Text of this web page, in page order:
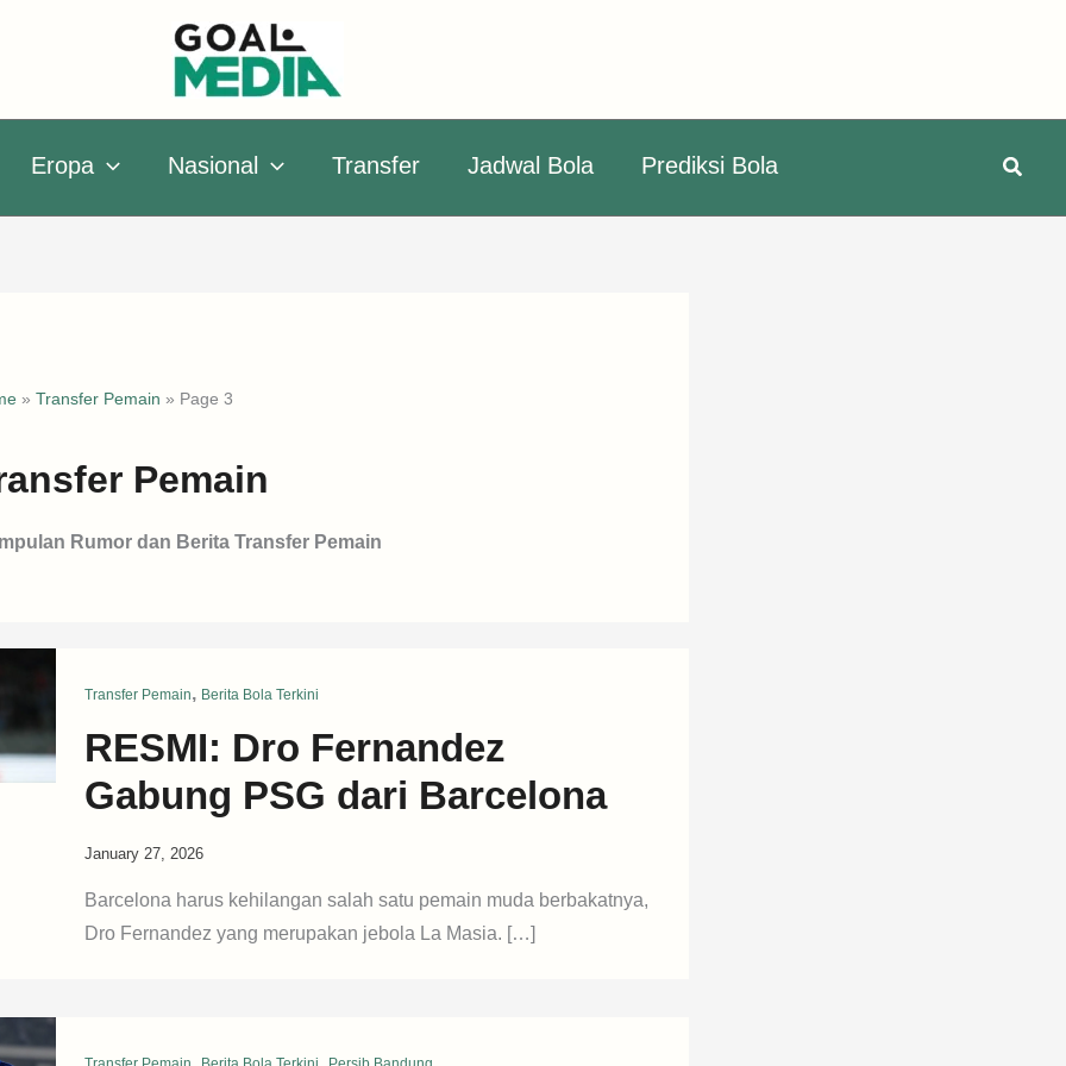
Eropa Nasional Transfer Jadwal Bola Prediksi Bola
» Transfer Pemain » Page 3
Pemain
Rumor dan Berita Transfer Pemain
Transfer Pemain, Berita Bola Terkini
RESMI: Dro Fernandez
Gabung PSG dari Barcelona
January 27, 2026
Barcelona harus kehilangan salah satu pemain muda berbakatnya,
Dro Fernandez yang merupakan jebola La Masia. […]